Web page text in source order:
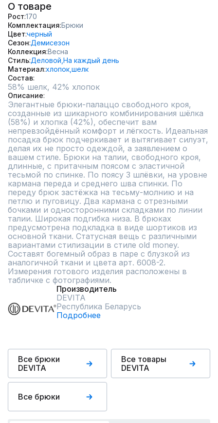
О товаре
Рост 170
Комплектация Брюки
Цвет черный
Сезон Демисезон
Коллекция Весна
Стиль Деловой, На каждый день
Материал хлопок, шелк
Состав
58% шелк, 42% хлопок
Описание
Элегантные брюки-палаццо свободного кроя,
созданные из шикарного комбинирования шёлка
(58%) и хлопка (42%), обеспечит вам
непревзойдённый комфорт и лёгкость. Идеальная
посадка брюк подчеркивает и вытягивает силуэт,
делая их не просто одеждой, а заявлением о
вашем стиле. Брюки на талии, свободного кроя,
длинные, с притачным поясом с эластичной
тесьмой по спинке. По поясу 3 шлёвки, на уровне
кармана переда и среднего шва спинки. По
переду брюк застёжка на тесьму-молнию и на
петлю и пуговицу. Два кармана с отрезными
бочками и односторонними складками по линии
талии. Широкая подгибка низа. В брюках
предусмотрена подкладка в виде шортиков из
основной ткани. Статусная вещь с различными
вариантами стилизации в стиле old money.
Составят богемный образ в паре с блузкой из
аналогичной ткани и цвета арт. 6008-2.
Измерения готового изделия расположены в
табличке с фотографиями.
Производитель
DEVITA
Республика Беларусь
Подробнее
Все брюки
DEVITA
Все товары
DEVITA
Все брюки